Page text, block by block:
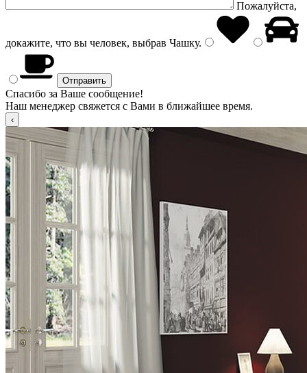
Пожалуйста,
докажите, что вы человек, выбрав Чашку.
Спасибо за Ваше сообщение!
Наш менеджер свяжется с Вами в ближайшее время.